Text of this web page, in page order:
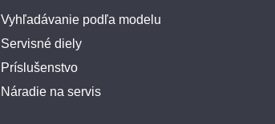
Vyhľadávanie podľa modelu
Servisné diely
Príslušenstvo
Náradie na servis